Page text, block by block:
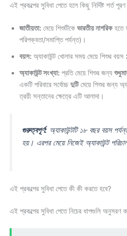
এই প্রকল্পের সুবিধা পেতে হলে কিছু নির্দিষ্ট শর্ত
জাতীয়তা: মেয়ে শিশুটিকে ভারতীয় নাগরিক হতে
পরিপক্বতা/সমাপ্তি পর্যন্ত)।
বয়স: অ্যাকাউন্ট খোলার সময় মেয়ে শিশুর বয়স
অ্যাকাউন্ট সংখ্যা: প্রতি মেয়ে শিশুর জন্য
একটি পরিবারে সর্বোচ্চ দুটিমেয়ে শিশুর জন্য
ত্রয়ী সন্তানের ক্ষেত্রে এটি আলাদা।
গুরুত্বপূর্ণ: অ্যাকাউন্টটি ১৮ বছর বয়স
হয়। এরপর মেয়ে নিজেই অ্যাকাউন্ট
এই প্রকল্পের সুবিধা পেতে কী কী করতে হবে?
এই প্রকল্পের সুবিধা পেতে নিচের ধাপগুলি অনুসরণ